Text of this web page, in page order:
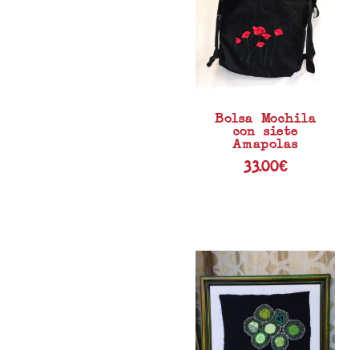
Bolsa Mochila
con siete
Amapolas
33.00€